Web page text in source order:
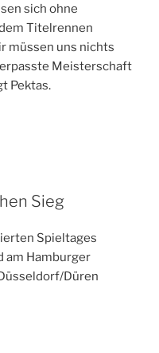
sich ohne
Titelrennen
müssen uns nichts
Meisterschaft
Pektas.
Sieg
Spieltages
am Hamburger
Düren